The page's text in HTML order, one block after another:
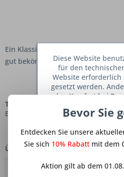
Ein Klassiker der italienischen
gut bekömmlich.
Tags:
Butter
Über den Autor: Ali
Bevor Sie
Entdecken Sie unsere
Sie sich 10% Rabattmit dem
Aktion gilt ab dem
Diese Website
für den
Website erforderlich
gesetzt werden.
den Komfort bei
dienen oder die
Netzwerken
werden nur mit